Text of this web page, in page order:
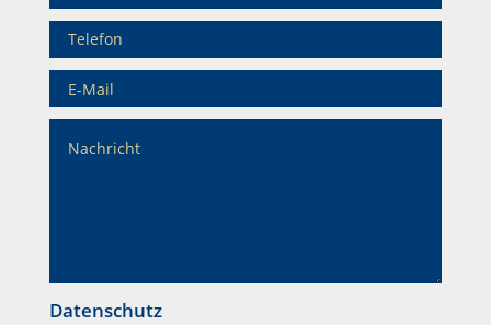
Datenschutz